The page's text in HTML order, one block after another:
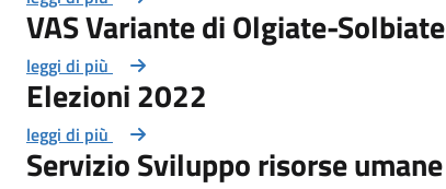
VAS Variante di Olgiate-Solbiate
leggi di più
Elezioni 2022
leggi di più
Servizio Sviluppo risorse umane